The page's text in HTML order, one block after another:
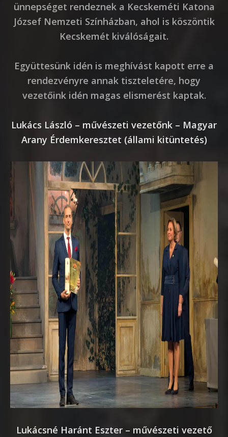
ünnepséget rendeznek a Kecskeméti Katona
József Nemzeti Színházban, ahol is köszöntik
Kecskemét kiválóságait.
Együttesünk idén is meghívást kapott erre a
rendezvényre annak tiszteletére, hogy
vezetőink idén magas elismerést kaptak.
Lukács László – művészeti vezetőnk – Magyar
Arany Érdemkeresztet (állami kitüntetés)
Lukácsné Haránt Eszter – művészeti vezető